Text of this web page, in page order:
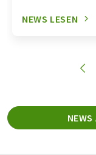
NEWS LESEN